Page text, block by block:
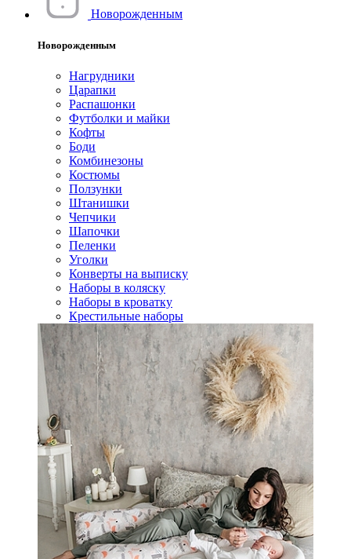
Новорожденным
Новорожденным
Нагрудники
Царапки
Распашонки
Футболки и майки
Кофты
Боди
Комбинезоны
Костюмы
Ползунки
Штанишки
Чепчики
Шапочки
Пеленки
Уголки
Конверты на выписку
Наборы в коляску
Наборы в кроватку
Крестильные наборы